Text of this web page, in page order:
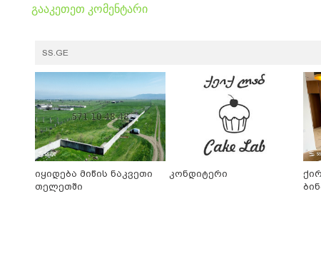
გააკეთეთ კომენტარი
SS.GE
იყიდება მიწის ნაკვეთი
თელეთში
კონდიტერი